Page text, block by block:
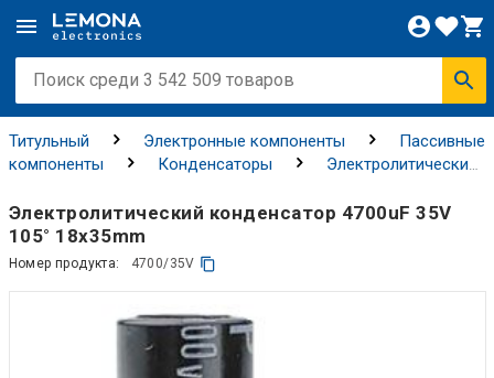
Титульный Электронные компоненты
Пассивные
компоненты
Конденсаторы
Электролитические
Электролитический конденсатор 4700uF 35V
105° 18x35mm
Номер продукта: 4700/35V